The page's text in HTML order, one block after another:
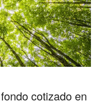
cotizado en